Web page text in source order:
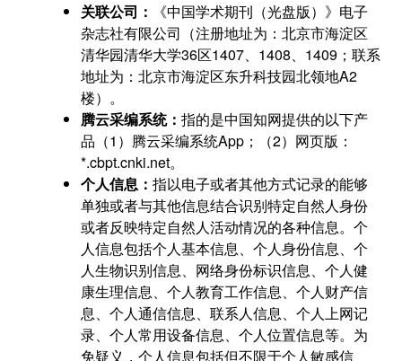
关联公司：
《中国学术期刊（光盘版）》电子
杂志社有限公司（注册地址为：北京市海淀区
清华园清华大学36区1407、1408、1409；联系
地址为：北京市海淀区东升科技园北领地A2
楼）。
腾云采编系统：指的是中国知网提供的以下产
品（1）腾云采编系统App；（2）网页版：
*.cbpt.cnki.net。
个人信息：指以电子或者其他方式记录的能够
单独或者与其他信息结合识别特定自然人身份
或者反映特定自然人活动情况的各种信息。个
人信息包括个人基本信息、个人身份信息、个
人生物识别信息、网络身份标识信息、个人健
康生理信息、个人教育工作信息、个人财产信
息、个人通信信息、联系人信息、个人上网记
录、个人常用设备信息、个人位置信息等。为
免疑义，个人信息包括但不限于个人敏感信